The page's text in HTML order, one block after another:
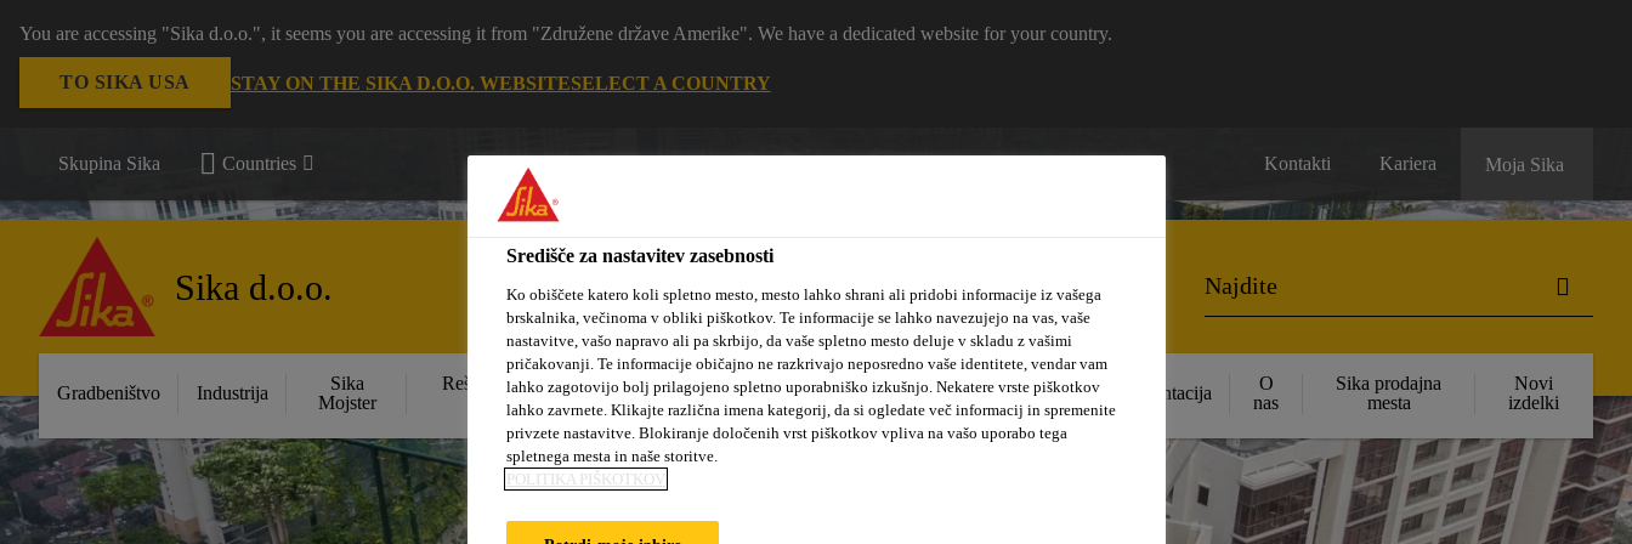
You are accessing "Sika d.o.o.", it seems you are accessing it from "Združene države Amerike". We have a dedicated website for your country.
TO SIKA USA STAY ON THE SIKA D.O.O. WEBSITESELECT A COUNTRY
Skupina Sika Countries Kontakti Kariera Moja Sika
Sika d.o.o.
Gradbeništvo Industrija
Sika
Mojster
Rešitve za stanovanjske
objekte
Sika hidroizolacijske
rešitve
Kotiček za
arhitekte
Dokumentacija
O
nas
Sika prodajna
mesta
Novi
izdelki
Središče za nastavitev zasebnosti
Ko obiščete katero koli spletno mesto, mesto lahko shrani ali pridobi informacije iz vašega
brskalnika, večinoma v obliki piškotkov. Te informacije se lahko navezujejo na vas, vaše
nastavitve, vašo napravo ali pa skrbijo, da vaše spletno mesto deluje v skladu z vašimi
pričakovanji. Te informacije običajno ne razkrivajo neposredno vaše identitete, vendar vam
lahko zagotovijo bolj prilagojeno spletno uporabniško izkušnjo. Nekatere vrste piškotkov
lahko zavrnete. Klikajte različna imena kategorij, da si ogledate več informacij in spremenite
privzete nastavitve. Blokiranje določenih vrst piškotkov vpliva na vašo uporabo tega
spletnega mesta in naše storitve.
POLITIKA PIŠKOTKOV